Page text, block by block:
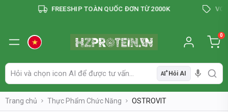
FREESHIP TOÀN QUỐC ĐƠN TỪ 2000K
AI Hỏi AI
0
Trang chủ Thực Phẩm Chức Năng OSTROVIT